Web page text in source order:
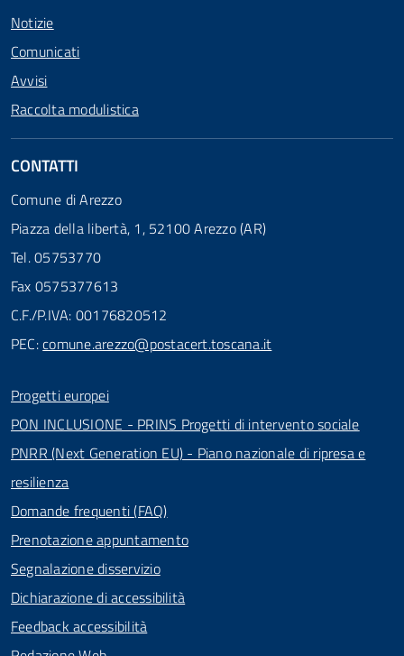
Notizie
Comunicati
Avvisi
Raccolta modulistica
CONTATTI
Comune di Arezzo
Piazza della libertà, 1, 52100 Arezzo (AR)
Tel. 05753770
Fax 0575377613
C.F./P.IVA: 00176820512
PEC:comune.arezzo@postacert.toscana.it
Progetti europei
PON INCLUSIONE - PRINS Progetti di intervento sociale
PNRR (Next Generation EU) - Piano nazionale di ripresa e
resilienza
Domande frequenti (FAQ)
Prenotazione appuntamento
Segnalazione disservizio
Dichiarazione di accessibilità
Feedback accessibilità